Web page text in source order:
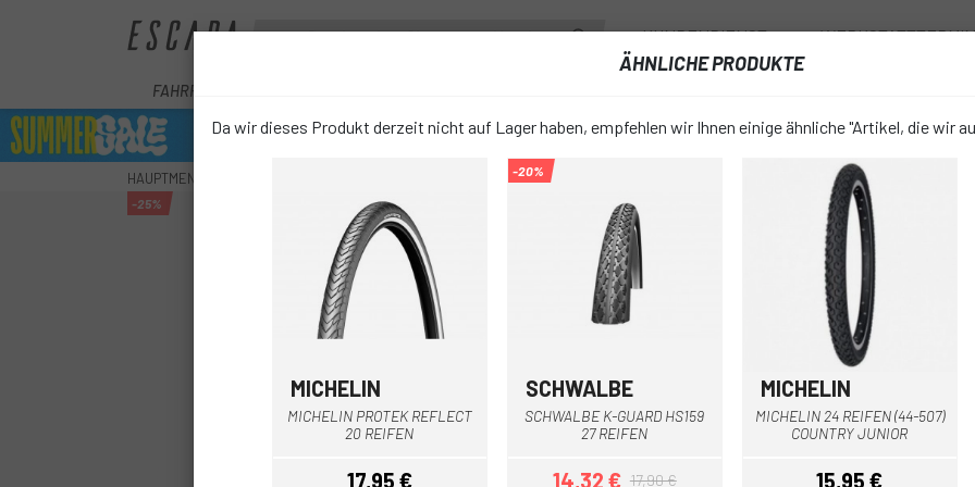
KUNDENDIENST
FAHRRÄDER
HAUPTMENU CONTINENTAL RIDE TOUR 26 STARRREIFEN
favorite_border
-25%
17,96 €
FARBE:Schwarz Braun
ÄHNLICHE PRODUKTE
Da wir dieses Produkt derzeit nicht auf Lager haben, empfehlen wir Ihnen einige ähnliche "Artikel, die wir
MICHELIN
MICHELIN PROTEK REFLECT
20 REIFEN
17,95 €
-20%
SCHWALBE
SCHWALBE K-GUARD HS159
27 REIFEN
14,32 € 17,90 €
Multi
MICHELIN
MICHELIN 24 REIFEN (44-507)
COUNTRY JUNIOR
15,95 €